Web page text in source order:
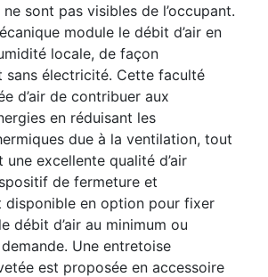
sont pas visibles de l’occupant.
module le débit d’air en
locale, de façon
sans électricité. Cette faculté
d’air de contribuer aux
en réduisant les
due à la ventilation, tout
une excellente qualité d’air
de fermeture et
disponible en option pour fixer
débit d’air au minimum ou
Une entretoise
est proposée en accessoire